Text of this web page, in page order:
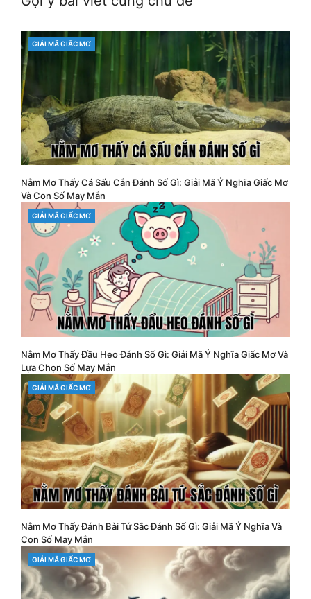
CATEGORIES
GIẢI MÃ GIẤC MƠ
Nằm Mơ Thấy Cá Sấu Cắn Đánh Số Gì: Giải Mã Ý Nghĩa Giấc Mơ
Và Con Số May Mắn
CATEGORIES
GIẢI MÃ GIẤC MƠ
Nằm Mơ Thấy Đầu Heo Đánh Số Gì: Giải Mã Ý Nghĩa Giấc Mơ Và
Lựa Chọn Số May Mắn
CATEGORIES
GIẢI MÃ GIẤC MƠ
Nằm Mơ Thấy Đánh Bài Tứ Sắc Đánh Số Gì: Giải Mã Ý Nghĩa Và
Con Số May Mắn
CATEGORIES
GIẢI MÃ GIẤC MƠ